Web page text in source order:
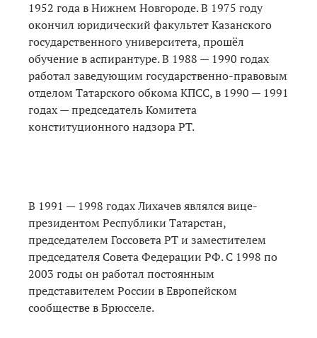
1952 года в Нижнем Новгороде. В 1975 году
окончил юридический факультет Казанского
государственного университета, прошёл
обучение в аспирантуре. В 1988 — 1990 годах
работал заведующим государственно-правовым
отделом Татарского обкома КПСС, в 1990 — 1991
годах — председатель Комитета
конституционного надзора РТ.
В 1991 — 1998 годах Лихачев являлся вице-
президентом Республики Татарстан,
председателем Госсовета РТ и заместителем
председателя Совета Федерации РФ. С 1998 по
2003 годы он работал постоянным
представителем России в Европейском
сообществе в Брюсселе.